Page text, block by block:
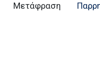
Μετάφραση